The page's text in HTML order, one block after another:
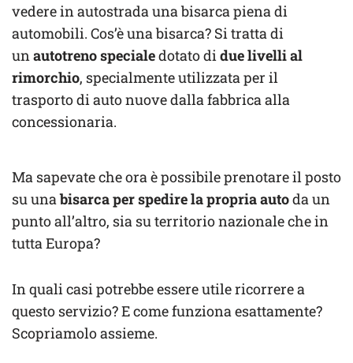
vedere in autostrada una bisarca piena di
automobili. Cos’è una bisarca? Si tratta di
un autotreno specialedotato di due livelli al
rimorchio, specialmente utilizzata per il
trasporto di auto nuove dalla fabbrica alla
concessionaria.
Ma sapevate che ora è possibile prenotare il posto
su unabisarca per spedire la propria autoda un
punto all’altro, sia su territorio nazionale che in
tutta Europa?
In quali casi potrebbe essere utile ricorrere a
questo servizio? E come funziona esattamente?
Scopriamolo assieme.